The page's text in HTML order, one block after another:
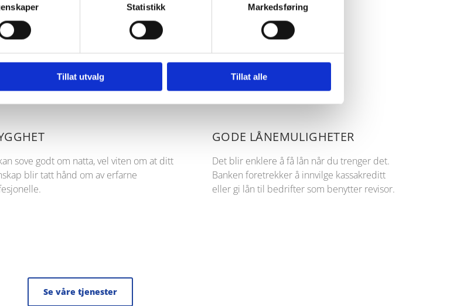
Statistikk Markedsføring
Tillat utvalg Tillat alle
med å holde sin økonomi på det rene!
sove godt om natta, vel viten om at ditt
blir tatt hånd om av erfarne
GODE LÅNEMULIGHETER
Det blir enklere å få lån når du trenger det.
Banken foretrekker å innvilge kassakreditt
eller gi lån til bedrifter som benytter revisor.
Se våre tjenester